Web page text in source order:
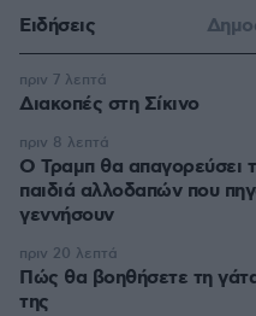
Ειδήσεις
Διακοπές στη Σίκινο
πριν 7 λεπτά
Ο Τραμπ θα απαγορεύσει
παιδιά αλλοδαπών που
γεννήσουν
πριν 8 λεπτά
Πώς θα βοηθήσετε τη
της
πριν 20 λεπτά